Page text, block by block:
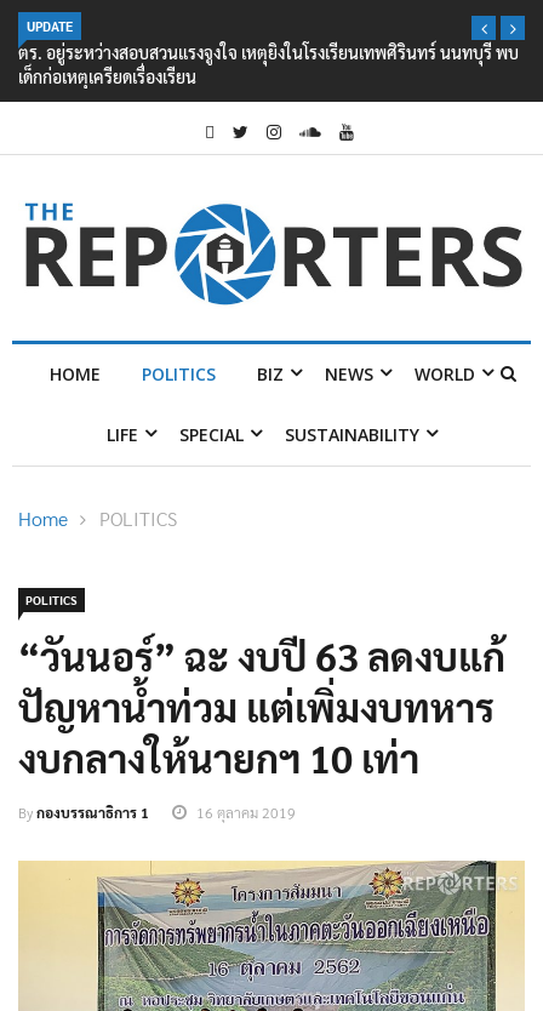
UPDATE
ตร. อยู่ระหว่างสอบสวนแรงจูงใจ เหตุยิงในโรงเรียนเทพศิรินทร์ นนทบุรี พบ
เด็กก่อเหตุเครียดเรื่องเรียน
HOME POLITICS BIZ NEWS WORLD
LIFE SPECIAL SUSTAINABILITY
Home POLITICS
POLITICS
“วันนอร์” ฉะ งบปี 63 ลดงบแก้
ปัญหาน้ำท่วม แต่เพิ่มงบทหาร
งบกลางให้นายกฯ 10 เท่า
Byกองบรรณาธิการ 1 16 ตุลาคม 2019